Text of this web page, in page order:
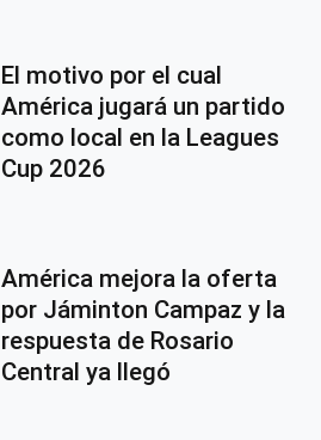
El motivo por el cual
América jugará un partido
como local en la Leagues
Cup 2026
América mejora la oferta
por Jáminton Campaz y la
respuesta de Rosario
Central ya llegó